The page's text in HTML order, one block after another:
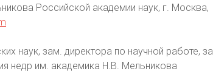
Российской академии наук, г. Москва,
наук, зам. директора по научной работе,
недр им. академика Н.В. Мельникова